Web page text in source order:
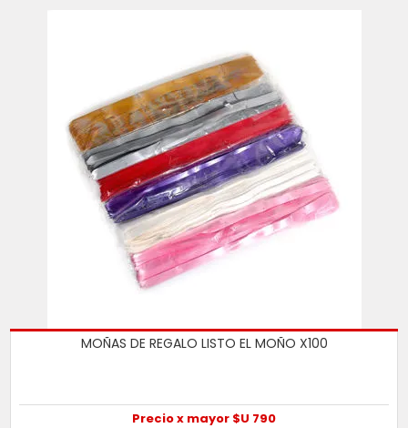
MOÑAS DE REGALO LISTO EL MOÑO X100
Precio x mayor $U 790